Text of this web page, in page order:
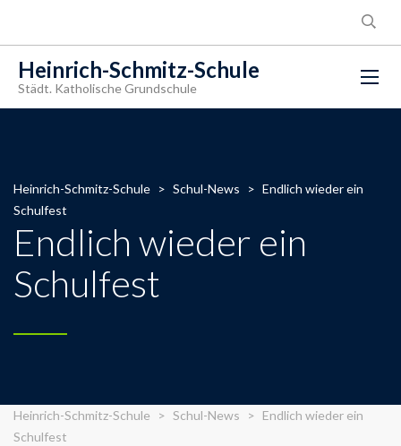
Heinrich-Schmitz-Schule
Städt. Katholische Grundschule
Heinrich-Schmitz-Schule > Schul-News > Endlich wieder ein
Schulfest
Endlich wieder ein
Schulfest
Heinrich-Schmitz-Schule > Schul-News > Endlich wieder ein
Schulfest